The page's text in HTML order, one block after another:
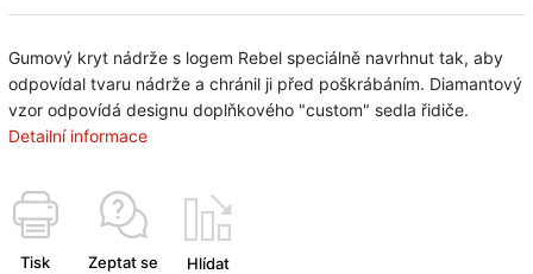
Gumový kryt nádrže s logem Rebel speciálně navrhnut tak, aby
odpovídal tvaru nádrže a chránil ji před poškrábáním. Diamantový
vzor odpovídá designu doplňkového "custom" sedla řidiče.
Detailní informace
Tisk Zeptat se Hlídat